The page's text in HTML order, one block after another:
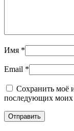
Имя *
Email *
Сохранить моё
последующих моих